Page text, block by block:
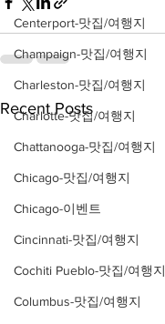
Centerport-맛집/여행지
Champaign-맛집/여행지
Charleston-맛집/여행지
Charlotte-맛집/여행지
Chattanooga-맛집/여행지
Chicago-맛집/여행지
Chicago-이벤트
Cincinnati-맛집/여행지
Cochiti Pueblo-맛집/여행지
Columbus-맛집/여행지
Recent Posts